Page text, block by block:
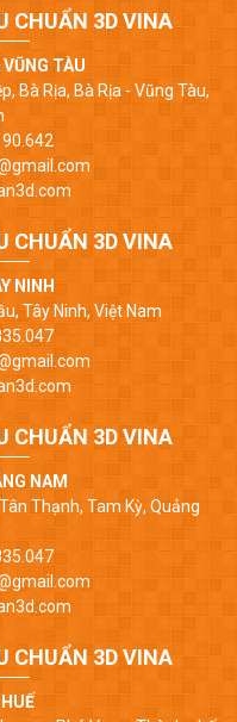
CHUẨN 3D VINA
TÀU
Bà Rịa, Bà Rịa - Vũng Tàu,
CHUẨN 3D VINA
NINH
Tây Ninh, Việt Nam
CHUẨN 3D VINA
NAM
Thạnh, Tam Kỳ, Quảng
CHUẨN 3D VINA